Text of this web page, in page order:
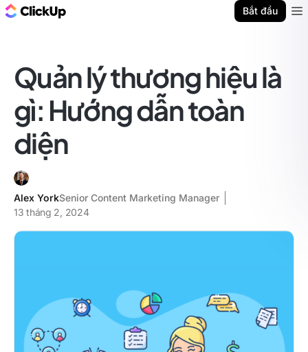
Bắt đầu
Quản lý thương hiệu là
gì: Hướng dẫn toàn
diện
Alex YorkSenior Content Marketing Manager
13 tháng 2, 2024